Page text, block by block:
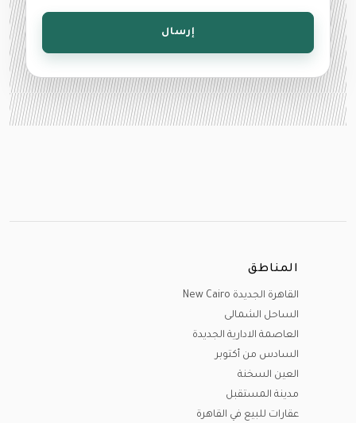
إرسال
المناطق
القاهرة الجديدة New Cairo
الساحل الشمالى
العاصمة الادارية الجديدة
السادس من أكتوبر
العين السخنة
مدينة المستقبل
عقارات للبيع في القاهرة